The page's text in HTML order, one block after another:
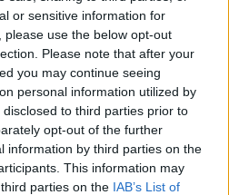
or sensitive information for
use the below opt-out
Please note that after your
you may continue seeing
personal information utilized by
to third parties prior to
opt-out of the further
information by third parties on the
This information may
parties on the IAB’s List of